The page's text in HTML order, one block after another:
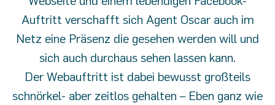
Auftritt verschafft sich Agent Oscar auch im
Netz eine Präsenz die gesehen werden will und
sich auch durchaus sehen lassen kann.
Der Webauftritt ist dabei bewusst großteils
schnörkel- aber zeitlos gehalten – Eben ganz wie